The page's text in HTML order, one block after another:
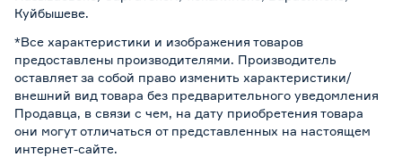
Куйбышеве.
*Все характеристики и изображения товаров
предоставлены производителями. Производитель
оставляет за собой право изменить характеристики/
внешний вид товара без предварительного уведомления
Продавца, в связи с чем, на дату приобретения товара
они могут отличаться от представленных на настоящем
интернет-сайте.